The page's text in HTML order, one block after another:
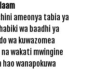
ameonya tabia ya
wa baadhi ya
wa kuwazomea
wakati mwingine
wanapokuwa